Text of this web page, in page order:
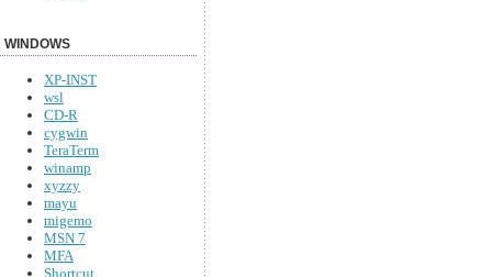
WINDOWS
XP-INST
wsl
CD-R
cygwin
TeraTerm
winamp
xyzzy
mayu
migemo
MSN 7
MFA
Shortcut